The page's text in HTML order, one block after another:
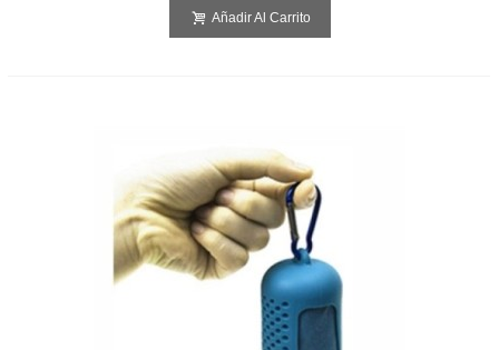
Añadir Al Carrito